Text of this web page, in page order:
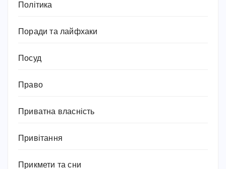
Політика
Поради та лайфхаки
Посуд
Право
Приватна власність
Привітання
Прикмети та сни